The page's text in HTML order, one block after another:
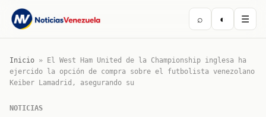
⌕ ◐ ☰
Inicio »
El West Ham United de la Championship inglesa ha
ejercido la opción de compra sobre el futbolista venezolano
Keiber Lamadrid, asegurando su
NOTICIAS